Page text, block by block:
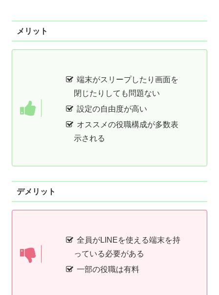
メリット
端末がスリープしたり画面を
閉じたりしても問題ない
設定の自由度が高い
オススメの役職構成が多数表
示される
デメリット
全員がLINEを使える端末を持
っている必要がある
一部の役職は有料